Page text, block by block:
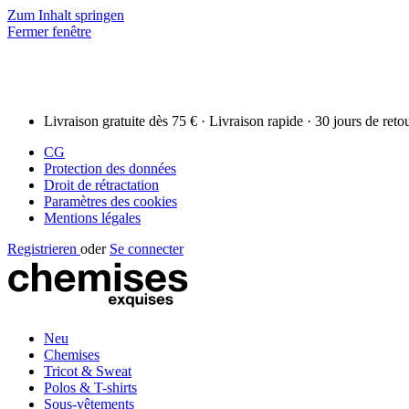
Zum Inhalt springen
Fermer fenêtre
Livraison gratuite dès 75 € · Livraison rapide · 30 jours de
CG
Protection des données
Droit de rétractation
Paramètres des cookies
Mentions légales
Registrieren oder Se connecter
Neu
Chemises
Tricot & Sweat
Polos & T-shirts
Sous-vêtements